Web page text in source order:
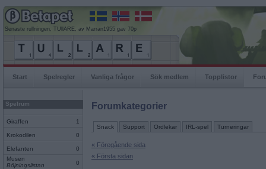
Senaste rullningen, TUllARE, av Marran1955 gav 70p
Start Spelregler Vanliga frågor Sök medlem Topplistor
Spelrum
Giraffen 1
Krokodilen 0
Elefanten
0
Musen
Böjningslistan
0
Forumkategorier
Snack Support Ordlekar IRL-spel Turneringar
« Föregående sida
« Första sidan